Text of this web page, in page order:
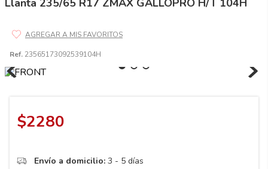
Llanta 235/65 R17 ZMAX GALLOPRO H/T 104H
Ref. 23565173092539104H
$2280
Envío a domicilio: 3 - 5 días
10.
175